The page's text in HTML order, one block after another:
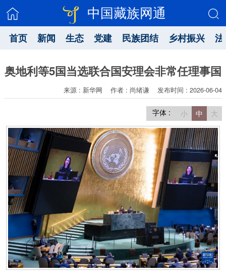
中国藏族网通
首页 新闻 生态 党建 民族团结 乡村振兴
奥地利等5国当选联合国安理会非常任理事国
来源 : 新华网 作者 : 尚绪谦 发布时间 : 2026-06-04
字体 : 小 中 大